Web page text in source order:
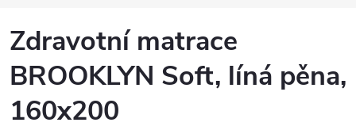
Zdravotní matrace
BROOKLYN Soft, líná pěna,
160x200